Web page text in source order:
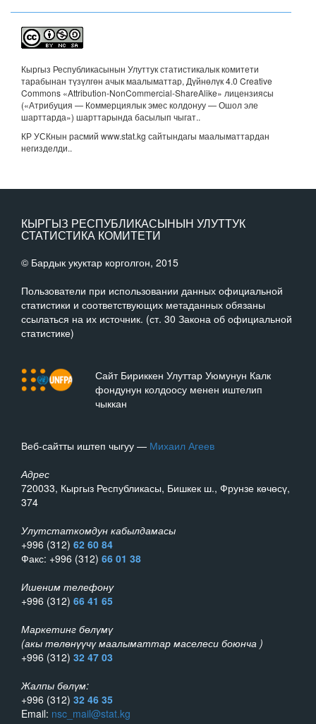
Кыргыз Республикасынын Улуттук статистикалык комитети
тарабынан түзүлгөн ачык маалыматтар, Дүйнөлүк 4.0 Creative
Commons «Attribution-NonCommercial-ShareAlike» лицензиясы
(«Атрибуция — Коммерциялык эмес колдонуу — Ошол эле
шарттарда») шарттарында басылып чыгат..
КР УСКнын расмий www.stat.kg сайтындагы маалыматтардан
негизделди..
КЫРГЫЗ РЕСПУБЛИКАСЫНЫН УЛУТТУК
СТАТИСТИКА КОМИТЕТИ
© Бардык укуктар корголгон, 2015
Пользователи при использовании данных официальной
статистики и соответствующих метаданных обязаны
ссылаться на их источник. (ст. 30 Закона об официальной
статистике)
Сайт Бириккен Улуттар Уюмунун Калк
фондунун колдоосу менен иштелип
чыккан
Веб-сайтты иштеп чыгуу — Михаил Агеев
Адрес
720033, Кыргыз Республикасы, Бишкек ш., Фрунзе көчөсү,
374
Улутстаткомдун кабылдамасы
+996 (312) 62 60 84
Факс: +996 (312) 66 01 38
Ишеним телефону
+996 (312) 66 41 65
Маркетинг бөлүмү
(акы төлөнүүчү маалыматтар маселеси боюнча )
+996 (312) 32 47 03
Жалпы бөлүм:
+996 (312) 32 46 35
Email: nsc_mail@stat.kg